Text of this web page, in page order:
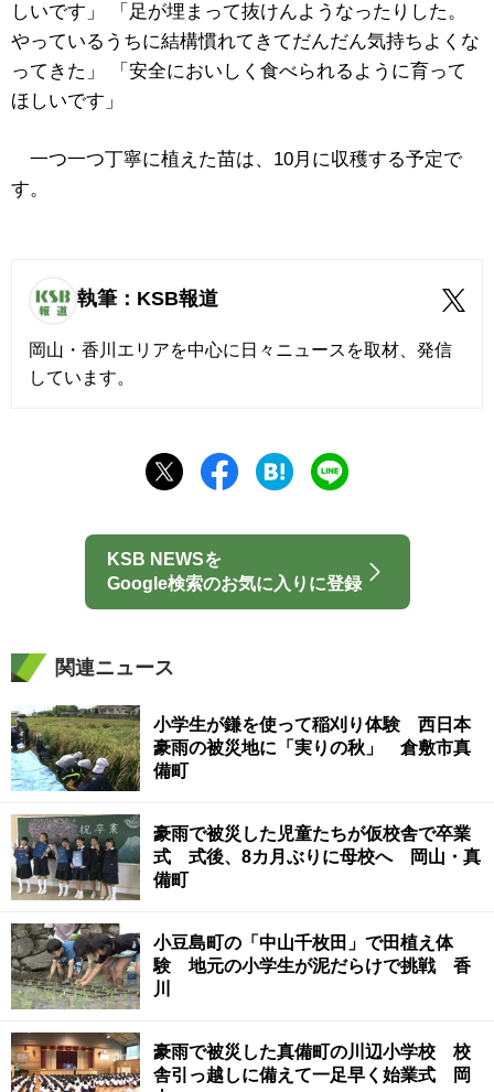
しいです」 「足が埋まって抜けんようなったりした。
やっているうちに結構慣れてきてだんだん気持ちよくな
ってきた」 「安全においしく食べられるように育って
ほしいです」
一つ一つ丁寧に植えた苗は、10月に収穫する予定で
す。
執筆：KSB報道
岡山・香川エリアを中心に日々ニュースを取材、発信
しています。
KSB NEWSを
Google検索のお気に入りに登録
関連ニュース
小学生が鎌を使って稲刈り体験 西日本
豪雨の被災地に「実りの秋」 倉敷市真
備町
豪雨で被災した児童たちが仮校舎で卒業
式 式後、8カ月ぶりに母校へ 岡山・真
備町
小豆島町の「中山千枚田」で田植え体
験 地元の小学生が泥だらけで挑戦 香
川
豪雨で被災した真備町の川辺小学校 校
舎引っ越しに備えて一足早く始業式 岡